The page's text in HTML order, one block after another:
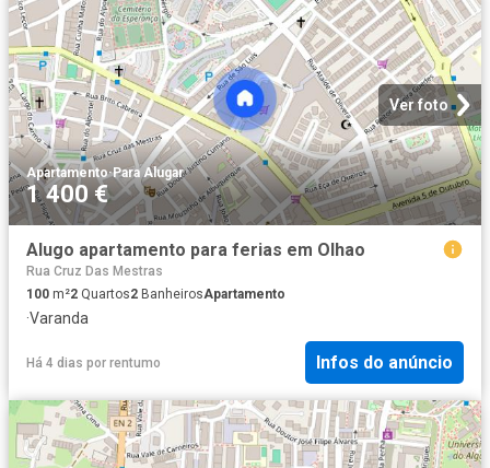
Ver foto
Apartamento·Para Alugar
1 400 €
Alugo apartamento para ferias em Olhao
Rua Cruz Das Mestras
100 m²2 Quartos2 BanheirosApartamento
·Varanda
Há 4 dias por rentumo Infos do anúncio